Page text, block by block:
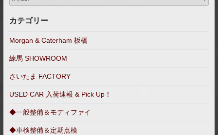
去
の
事
べ
ブ
グ）
カテゴリー
Morgan & Caterham 板橋
練馬 SHOWROOM
さいたま FACTORY
USED CAR 入荷速報 & Pick Up！
◆一般整備＆モディファイ
◆車検整備＆定期点検